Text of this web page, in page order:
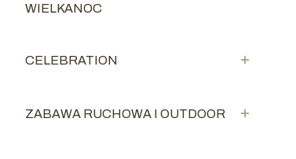
Kategoria - WIELKANOC
WIELKANOC
Kategoria - CELEBRATION
CELEBRATION
Kategoria - ZABAWA RUCHOWA I OUTDOOR
ZABAWA RUCHOWA I OUTDOOR